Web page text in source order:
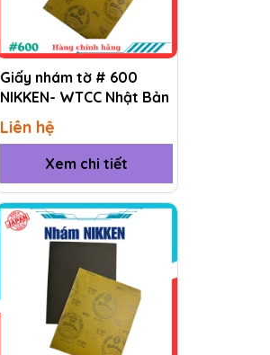
Giấy nhám tờ # 600
NIKKEN- WTCC Nhật Bản
Liên hệ
Xem chi tiết